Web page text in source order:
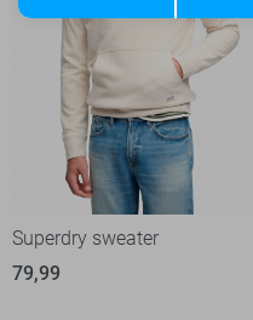
Superdry sweater
79,99